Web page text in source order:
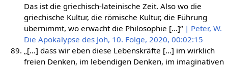
Das ist die griechisch-lateinische Zeit. Also wo die
griechische Kultur, die römische Kultur, die Führung
übernimmt, wo erwacht die Philosophie […]“ | Peter, W.
Die Apokalypse des Joh, 10. Folge, 2020, 00:02:15
„[…] dass wir eben diese Lebenskräfte […] im wirklich
freien Denken, im lebendigen Denken, im imaginativen